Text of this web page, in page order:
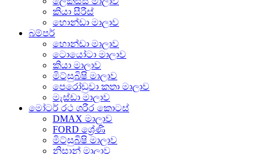
කියා සීරීස්
හොන්ඩා මාලාව
බම්පර්
හොන්ඩා මාලාව
ටොයෝටා මාලාව
කියා මාලාව
මිට්සුබිෂි මාලාව
පෙරෝඩුවා කතා මාලාව
මැස්ඩා මාලාව
මෝටර් රථ ශරීර කොටස්
DMAX මාලාව
FORD ශ්‍රේණි
මිට්සුබිෂි මාලාව
නිසාන් මාලාව